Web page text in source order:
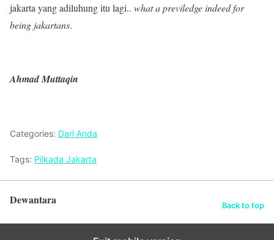
jakarta yang adiluhung itu lagi.. what a previledge indeed for
being jakartans.
Ahmad Muttaqin
Categories: Dari Anda
Tags: Pilkada Jakarta
Dewantara Back to top